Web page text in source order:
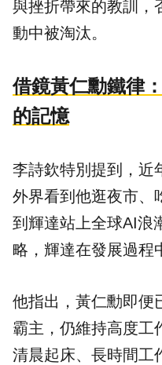
與挫折帶來的教訓，
動中被淘汰。
借鏡黃仁勳鐵律
的記憶
李詩欽特別提到，近
外界看到他逛夜市、
到輝達站上全球AI浪
略，輝達在發展過程
他指出，黃仁勳即便
霸主，仍維持高度工
清晨起床、長時間工